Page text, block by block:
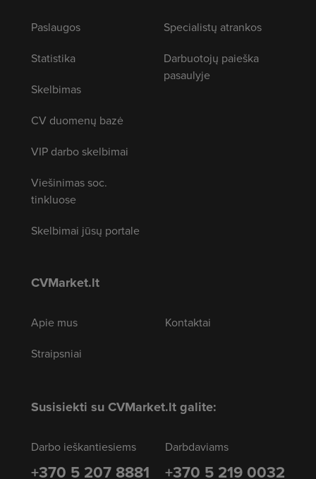
Paslaugos
Statistika
Skelbimas
CV duomenų bazė
VIP darbo skelbimai
Viešinimas soc.
tinkluose
Skelbimai jūsų portale
Specialistų atrankos
Darbuotojų paieška
pasaulyje
CVMarket.lt
Apie mus
Straipsniai
Kontaktai
Susisiekti su CVMarket.lt galite:
Darbo ieškantiesiems
+370 5 207 8881
Darbdaviams
+370 5 219 0032